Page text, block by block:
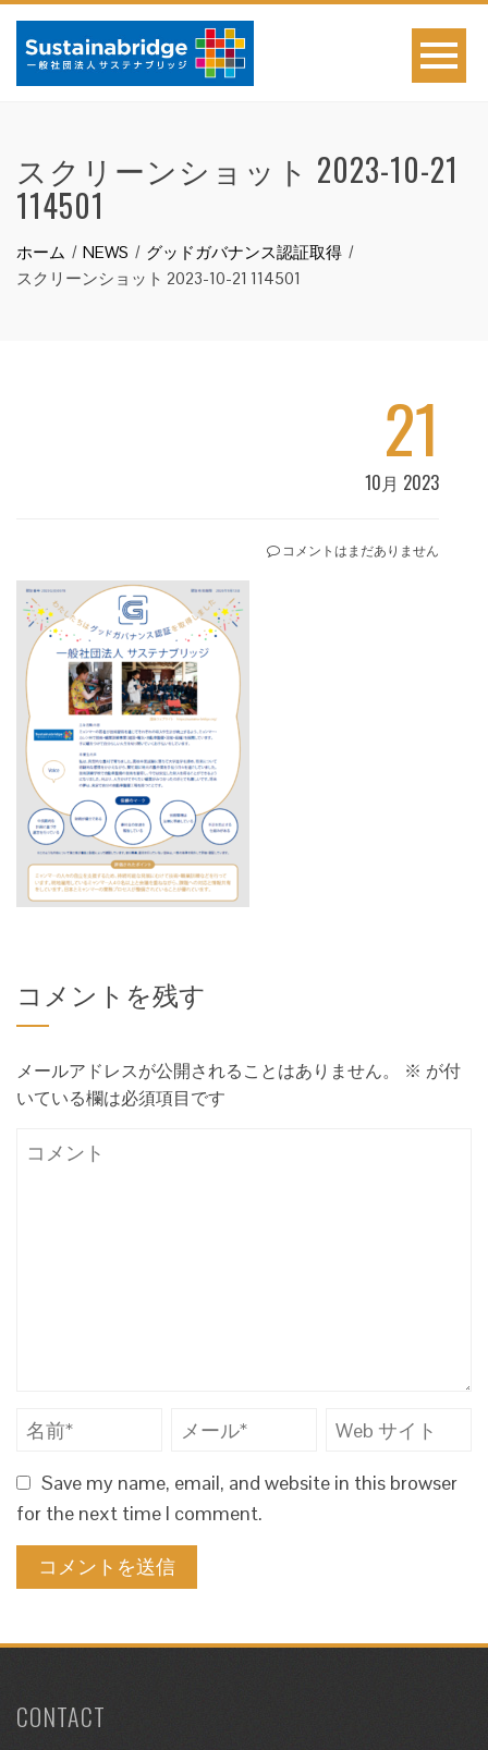
スクリーンショット 2023-10-21
114501
ホーム NEWS
グッドガバナンス認証取得
スクリーンショット 2023-10-21 114501
21
10月 2023
コメントはまだありません
コメントを残す
メールアドレスが公開されることはありません。 ※ が付
いている欄は必須項目です
Save my name, email, and website in this browser
for the next time I comment.
CONTACT